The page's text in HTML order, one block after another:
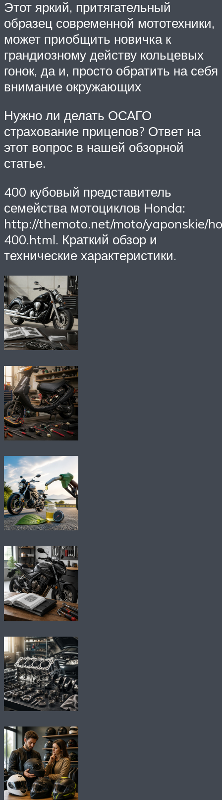
Этот яркий, притягательный
образец современной мототехники,
может приобщить новичка к
грандиозному действу кольцевых
гонок, да и, просто обратить на себя
внимание окружающих
Нужно ли делать ОСАГО
страхование прицепов? Ответ на
этот вопрос в нашей обзорной
статье.
400 кубовый представитель
семейства мотоциклов Honda:
http://themoto.net/moto/yaponskie/
400.html. Краткий обзор и
технические характеристики.